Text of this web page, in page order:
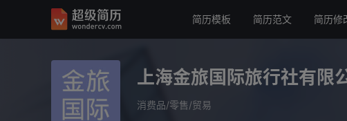
简历模板 简历范文 简历修
上海金旅国际旅行社有限公
公司详情 上海金旅国际旅行社有限
消费品/零售/贸易